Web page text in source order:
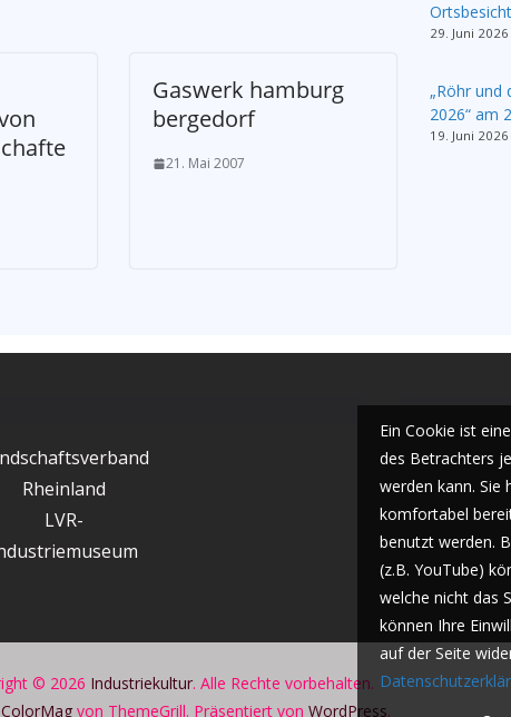
Gaswerk hamburg
bergedorf
21. Mai 2007
29. Juni 2026
„Röhr und
2026“ am
19. Juni 2026
Rheinland
LVR-
© 2026 Industriekultur. Alle Rechte vorbehalten.
ColorMagvon ThemeGrill. Präsentiert von WordPress.
Ein Cookie ist
des Betrachters
werden kann.
komfortabel
benutzt werden.
(z.B. YouTube)
welche nicht das
können Ihre
auf der Seite